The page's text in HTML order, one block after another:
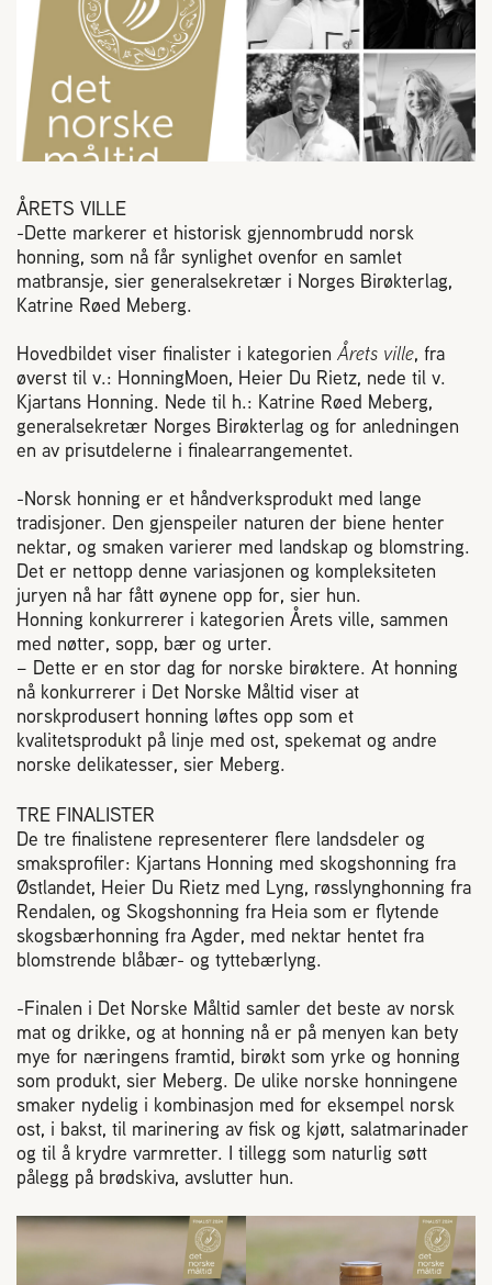
Om Norges Birøkterlag
Finn fylkes- og lokallag
Nyheter
Kurs
Aktivitetskalender
Lover og regler
Plassering av bigård
Sjekkliste for kjøp og salg av bier
Sykdom hos bier
Sukkeravgiftsrefusjon
Prosjekter
Norges Birøkterlags standpunkt
Min side (Rubic)
Dampsagveien 14
2004 Lillestrøm
TEL 63 94 20 80
post@norbi.no
ÅRETS VILLE
-Dette markerer et historisk gjennombrudd norsk
honning, som nå får synlighet ovenfor en samlet
matbransje, sier generalsekretær i Norges Birøkterlag,
Katrine Røed Meberg.
Hovedbildet viser finalister i kategorien Årets ville, fra
øverst til v.: HonningMoen, Heier Du Rietz, nede til v.
Kjartans Honning. Nede til h.: Katrine Røed Meberg,
generalsekretær Norges Birøkterlag og for anledningen
en av prisutdelerne i finalearrangementet.
-Norsk honning er et håndverksprodukt med lange
tradisjoner. Den gjenspeiler naturen der biene henter
nektar, og smaken varierer med landskap og blomstring.
Det er nettopp denne variasjonen og kompleksiteten
juryen nå har fått øynene opp for, sier hun.
Honning konkurrerer i kategorien Årets ville, sammen
med nøtter, sopp, bær og urter.
– Dette er en stor dag for norske birøktere. At honning
nå konkurrerer i Det Norske Måltid viser at
norskprodusert honning løftes opp som et
kvalitetsprodukt på linje med ost, spekemat og andre
norske delikatesser, sier Meberg.
TRE FINALISTER
De tre finalistene representerer flere landsdeler og
smaksprofiler: Kjartans Honning med skogshonning fra
Østlandet, Heier Du Rietz med Lyng, røsslynghonning fra
Rendalen, og Skogshonning fra Heia som er flytende
skogsbærhonning fra Agder, med nektar hentet fra
blomstrende blåbær- og tyttebærlyng.
-Finalen i Det Norske Måltid samler det beste av norsk
mat og drikke, og at honning nå er på menyen kan bety
mye for næringens framtid, birøkt som yrke og honning
som produkt, sier Meberg. De ulike norske honningene
smaker nydelig i kombinasjon med for eksempel norsk
ost, i bakst, til marinering av fisk og kjøtt, salatmarinader
og til å krydre varmretter. I tillegg som naturlig søtt
pålegg på brødskiva, avslutter hun.